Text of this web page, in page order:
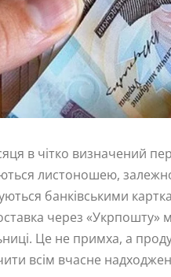
в чітко визначений
листоношею,
банківськими
через «Укрпошту»
Це не примха, а
всім вчасне